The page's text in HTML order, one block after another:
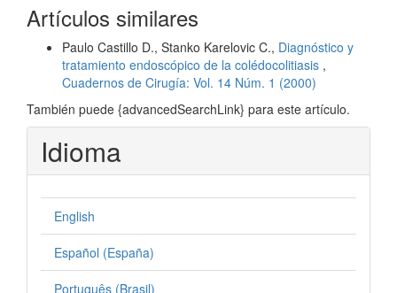
Artículos similares
Paulo Castillo D., Stanko Karelovic C., Diagnóstico y
tratamiento endoscópico de la colédocolitiasis ,
Cuadernos de Cirugía: Vol. 14 Núm. 1 (2000)
También puede {advancedSearchLink} para este artículo.
Idioma
English
Español (España)
Português (Brasil)